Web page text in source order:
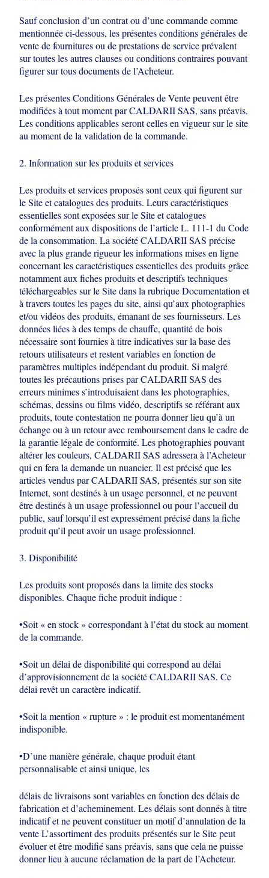
Sauf conclusion d’un contrat ou d’une commande comme
mentionnée ci-dessous,les présentes conditions générales de
vente de fournitures ou de prestations deservice prévalent
sur toutes les autres clauses ou conditions contraires pouvant
figurer sur tous documents de l’Acheteur.
Les présentes Conditions Générales de Vente peuvent être
modifiées à toutmoment par CALDARII SAS, sans préavis.
Les conditions applicables seront cellesen vigueur sur le site
au moment de la validation de la commande.
2. Information sur les produits et services
Les produits et services proposés sont ceux qui figurent sur
le Site et cataloguesdes produits. Leurs caractéristiques
essentielles sont exposées sur le Site etcatalogues
conformément aux dispositions de l’article L. 111-1 du Code
de laconsommation. La société CALDARII SAS précise
avec la plus grande rigueur lesinformations mises en ligne
concernant les caractéristiques essentielles desproduits grâce
notamment aux fiches produits et descriptifs techniques
téléchargeables sur le Site dans la rubrique Documentation et
à travers toutes lespages du site, ainsi qu’aux photographies
et/ou vidéos des produits, émanant deses fournisseurs. Les
données liées à des temps de chauffe, quantité de bois
nécessaire sont fournies à titre indicatives sur la base des
retours utilisateurs etrestent variables en fonction de
paramètres multiples indépendant du produit. Simalgré
toutes les précautions prises par CALDARII SAS des
erreurs minimess’introduisaient dans les photographies,
schémas, dessins ou films vidéo,descriptifs se référant aux
produits, toute contestation ne pourra donner lieu qu’à un
échange ou à un retour avec remboursement dans le cadre de
la garantie légale deconformité. Les photographies pouvant
altérer les couleurs, CALDARII SASadressera à l’Acheteur
qui en fera la demande un nuancier. Il est précisé que les
articles vendus par CALDARII SAS, présentés sur son site
Internet, sont destinés àun usage personnel, et ne peuvent
être destinés à un usage professionnel ou pourl’accueil du
public, sauf lorsqu’il est expressément précisé dans la fiche
produit qu’ilpeut avoir un usage professionnel.
3. Disponibilité
Les produits sont proposés dans la limite des stocks
disponibles. Chaque ficheproduit indique :
•Soit « en stock » correspondant à l’état du stock au moment
de la commande.
•Soit un délai de disponibilité qui correspond au délai
d’approvisionnement de lasociété CALDARII SAS. Ce
délai revêt un caractère indicatif.
•Soit la mention « rupture » : le produit est momentanément
indisponible.
•D’une manière générale, chaque produit étant
personnalisable et ainsi unique, les
délais de livraisons sont variables en fonction des délais de
fabrication etd’acheminement. Les délais sont donnés à titre
indicatif et ne peuvent constituer unmotif d’annulation de la
venteL’assortiment des produits présentés sur le Site peut
évoluer et être modifié sanspréavis, sans que cela ne puisse
donner lieu à aucune réclamation de la part del’Acheteur.